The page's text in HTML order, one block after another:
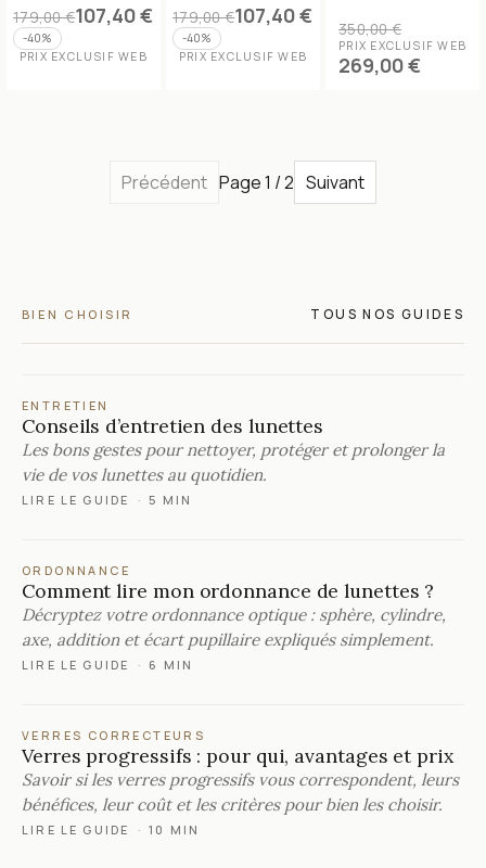
179,00 €107,40 €
-40%
PRIX EXCLUSIF WEB
179,00 €107,40 €
-40%
PRIX EXCLUSIF WEB
350,00 €
PRIX EXCLUSIF WEB
269,00 €
Précédent Page 1 / 2 Suivant
BIEN CHOISIR TOUS NOS GUIDES
ENTRETIEN
Conseils d’entretien des lunettes
Les bons gestes pour nettoyer, protéger et prolonger la
vie de vos lunettes au quotidien.
LIRE LE GUIDE · 5 MIN
ORDONNANCE
Comment lire mon ordonnance de lunettes ?
Décryptez votre ordonnance optique : sphère, cylindre,
axe, addition et écart pupillaire expliqués simplement.
LIRE LE GUIDE · 6 MIN
VERRES CORRECTEURS
Verres progressifs : pour qui, avantages et prix
Savoir si les verres progressifs vous correspondent, leurs
bénéfices, leur coût et les critères pour bien les choisir.
LIRE LE GUIDE · 10 MIN